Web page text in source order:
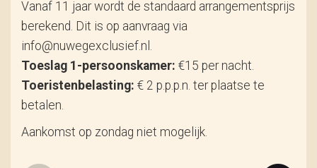
Vanaf 11 jaar wordt de standaard arrangementsprijs
berekend. Dit is op aanvraag via
info@nuwegexclusief.nl.
Toeslag 1-persoonskamer: €15 per nacht.
Toeristenbelasting: € 2 p.p.p.n. ter plaatse te
betalen.
Aankomst op zondag niet mogelijk.